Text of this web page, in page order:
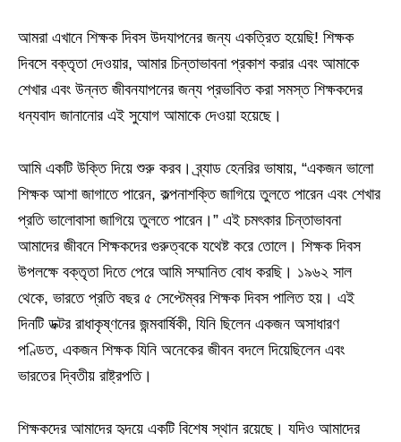
আমরা এখানে শিক্ষক দিবস উদযাপনের জন্য একত্রিত হয়েছি! শিক্ষক
দিবসে বক্তৃতা দেওয়ার, আমার চিন্তাভাবনা প্রকাশ করার এবং আমাকে
শেখার এবং উন্নত জীবনযাপনের জন্য প্রভাবিত করা সমস্ত শিক্ষকদের
ধন্যবাদ জানানোর এই সুযোগ আমাকে দেওয়া হয়েছে।
আমি একটি উক্তি দিয়ে শুরু করব। ব্র্যাড হেনরির ভাষায়, “একজন ভালো
শিক্ষক আশা জাগাতে পারেন, কল্পনাশক্তি জাগিয়ে তুলতে পারেন এবং শেখার
প্রতি ভালোবাসা জাগিয়ে তুলতে পারেন।” এই চমৎকার চিন্তাভাবনা
আমাদের জীবনে শিক্ষকদের গুরুত্বকে যথেষ্ট করে তোলে। শিক্ষক দিবস
উপলক্ষে বক্তৃতা দিতে পেরে আমি সম্মানিত বোধ করছি। ১৯৬২ সাল
থেকে, ভারতে প্রতি বছর ৫ সেপ্টেম্বর শিক্ষক দিবস পালিত হয়। এই
দিনটি ডক্টর রাধাকৃষ্ণনের জন্মবার্ষিকী, যিনি ছিলেন একজন অসাধারণ
পণ্ডিত, একজন শিক্ষক যিনি অনেকের জীবন বদলে দিয়েছিলেন এবং
ভারতের দ্বিতীয় রাষ্ট্রপতি।
শিক্ষকদের আমাদের হৃদয়ে একটি বিশেষ স্থান রয়েছে। যদিও আমাদের